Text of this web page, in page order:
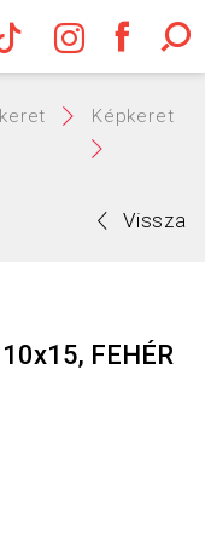
Hama
Képkeret
Vissza
FEHÉR